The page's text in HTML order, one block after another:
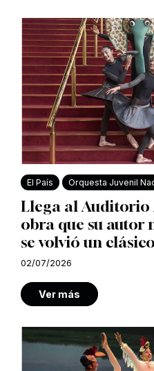
El País Orquesta Juvenil
Llega al Auditorio
obra que su autor
se volvió un
02/07/2026
Ver más